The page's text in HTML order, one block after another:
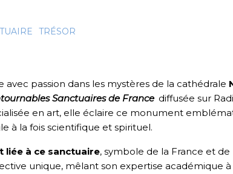
TRÉSOR
avec passion dans les mystères de la cathédrale
Sanctuaires de France diffusée sur
en art, elle éclaire ce monument
à la fois scientifique et spirituel.
à ce sanctuaire, symbole de la France et
unique, mêlant son expertise académique